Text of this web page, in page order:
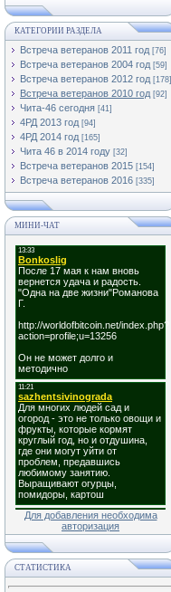
КАТЕГОРИИ РАЗДЕЛА
Встреча ветеранов 2011 год [76]
Встреча ветеранов 2004 год [59]
Встреча ветеранов 2012 год [178]
Встреча ветеранов 2010 год [92]
Чита-46 сегодня [41]
4РД 2013 год [94]
4РД 2014 год [165]
Чита 46 в 2014 году [32]
Встреча ветеранов 2015 [154]
Встреча ветеранов 2016 [335]
МИНИ-ЧАТ
Для добавления необходима
авторизация
СТАТИСТИКА